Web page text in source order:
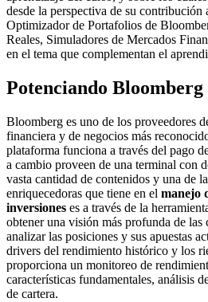
desde la perspectiva de su contribución
Optimizador de Portafolios de
Reales, Simuladores de Mercados
en el tema que complementan el
Potenciando Bloomberg
Bloomberg es uno de los proveedores
financiera y de negocios más
plataforma funciona a través del pago
a cambio proveen de una terminal con
vasta cantidad de contenidos y una de
enriquecedoras que tiene en el manejo
inversiones es a través de la
obtener una visión más profunda de las
analizar las posiciones y sus apuestas
drivers del rendimiento histórico y los
proporciona un monitoreo de
características fundamentales, análisis
de cartera.